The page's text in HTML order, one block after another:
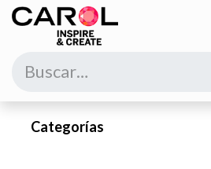
Ir al contenido
Categorías